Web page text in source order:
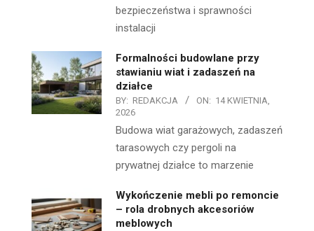
bezpieczeństwa i sprawności
instalacji
Formalności budowlane przy
stawianiu wiat i zadaszeń na
działce
BY: REDAKCJA ON: 14 KWIETNIA,
2026
Budowa wiat garażowych, zadaszeń
tarasowych czy pergoli na
prywatnej działce to marzenie
Wykończenie mebli po remoncie
– rola drobnych akcesoriów
meblowych